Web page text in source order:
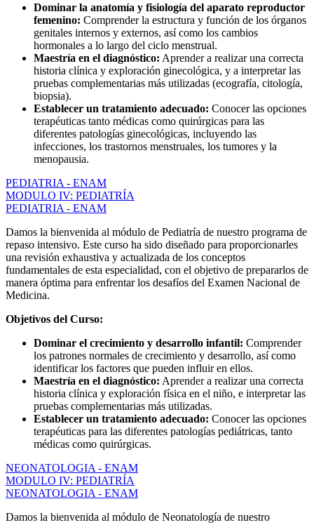
Dominar la anatomía y fisiología del aparato reproductor
femenino: Comprender la estructura y función de los órganos
genitales internos y externos, así como los cambios
hormonales a lo largo del ciclo menstrual.
Maestría en el diagnóstico: Aprender a realizar una correcta
historia clínica y exploración ginecológica, y a interpretar las
pruebas complementarias más utilizadas (ecografía, citología,
biopsia).
Establecer un tratamiento adecuado: Conocer las opciones
terapéuticas tanto médicas como quirúrgicas para las
diferentes patologías ginecológicas, incluyendo las
infecciones, los trastornos menstruales, los tumores y la
menopausia.
PEDIATRIA - ENAM
MODULO IV: PEDIATRÍA
PEDIATRIA - ENAM
Damos la bienvenida al módulo de Pediatría de nuestro programa de
repaso intensivo. Este curso ha sido diseñado para proporcionarles
una revisión exhaustiva y actualizada de los conceptos
fundamentales de esta especialidad, con el objetivo de prepararlos de
manera óptima para enfrentar los desafíos del Examen Nacional de
Medicina.
Objetivos del Curso:
Dominar el crecimiento y desarrollo infantil: Comprender
los patrones normales de crecimiento y desarrollo, así como
identificar los factores que pueden influir en ellos.
Maestría en el diagnóstico: Aprender a realizar una correcta
historia clínica y exploración física en el niño, e interpretar las
pruebas complementarias más utilizadas.
Establecer un tratamiento adecuado: Conocer las opciones
terapéuticas para las diferentes patologías pediátricas, tanto
médicas como quirúrgicas.
NEONATOLOGIA - ENAM
MODULO IV: PEDIATRÍA
NEONATOLOGIA - ENAM
Damos la bienvenida al módulo de Neonatología de nuestro